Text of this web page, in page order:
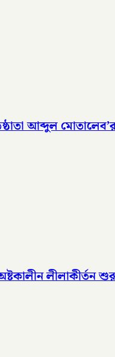
আব্দুল
লীলাকীর্তন